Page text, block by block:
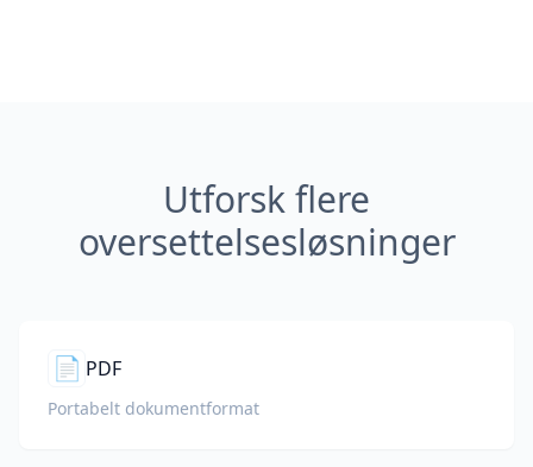
Utforsk flere
oversettelsesløsninger
📄 PDF
Portabelt dokumentformat